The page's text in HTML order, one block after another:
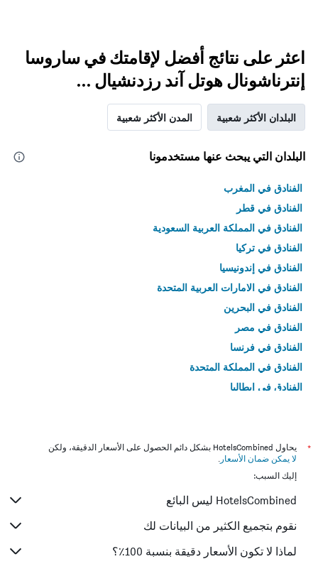
اعثر على نتائج أفضل لإقامتك في ساروسا
إنترناشونال هوتل آند رزدنشيال ...
البلدان الأكثر شعبية المدن الأكثر شعبية
البلدان التي يبحث عنها مستخدمونا
الفنادق في المغرب
الفنادق في قطر
الفنادق في المملكة العربية السعودية
الفنادق في تركيا
الفنادق في إندونيسيا
الفنادق في الامارات العربية المتحدة
الفنادق في البحرين
الفنادق في مصر
الفنادق في فرنسا
الفنادق في المملكة المتحدة
الفنادق في إيطاليا
*
يحاول HotelsCombined بشكل دائم الحصول على الأسعار الدقيقة، ولكن
لا يمكن ضمان الأسعار .
إليك السبب:
HotelsCombined ليس البائع
نقوم بتجميع الكثير من البيانات لك
لماذا لا تكون الأسعار دقيقة بنسبة 100٪؟